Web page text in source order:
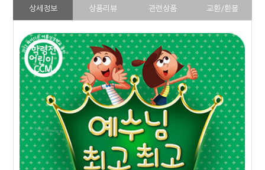
상세정보 상품리뷰 관련상품 교환/환불